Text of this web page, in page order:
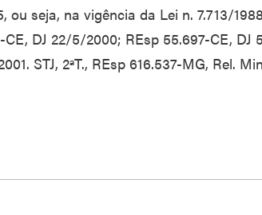
ou seja, na vigência da Lei n. 7.713/
DJ 22/5/2000; REsp 55.697-CE, DJ
STJ, 2ªT., REsp 616.537-MG, Rel.